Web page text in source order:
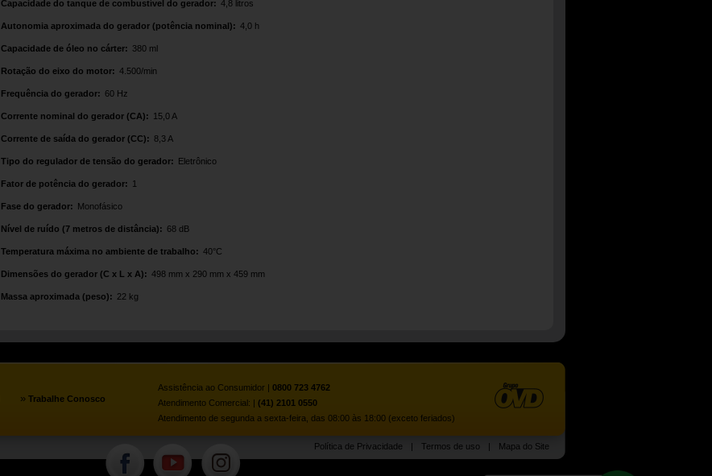
Capacidade do tanque de combustível do gerador: 4,8 litros
Autonomia aproximada do gerador (potência nominal): 4,0 h
Capacidade de óleo no cárter: 380 ml
Rotação do eixo do motor: 4.500/min
Frequência do gerador: 60 Hz
Corrente nominal do gerador (CA): 15,0 A
Corrente de saída do gerador (CC): 8,3 A
Tipo do regulador de tensão do gerador: Eletrônico
Fator de potência do gerador: 1
Fase do gerador: Monofásico
Nível de ruído (7 metros de distância): 68 dB
Temperatura máxima no ambiente de trabalho: 40°C
Dimensões do gerador (C x L x A): 498 mm x 290 mm x 459 mm
Massa aproximada (peso): 22 kg
» Trabalhe Conosco
Assistência ao Consumidor | 0800 723 4762
Atendimento Comercial: | (41) 2101 0550
Atendimento de segunda a sexta-feira, das 08:00 às 18:00 (exceto feriados)
Política de Privacidade | Termos de uso | Mapa do Site